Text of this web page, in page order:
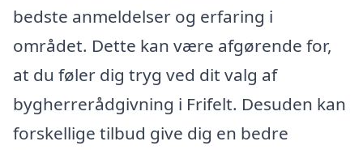
bedste anmeldelser og erfaring i
området. Dette kan være afgørende for,
at du føler dig tryg ved dit valg af
bygherrerådgivning i Frifelt. Desuden kan
forskellige tilbud give dig en bedre